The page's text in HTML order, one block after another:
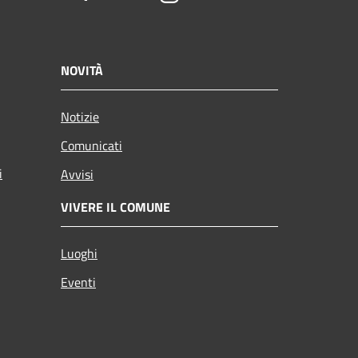
NOVITÀ
Notizie
Comunicati
Avvisi
VIVERE IL COMUNE
Luoghi
Eventi